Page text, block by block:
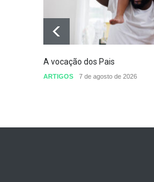
A vocação dos Pais
ARTIGOS 7 de agosto de 2026